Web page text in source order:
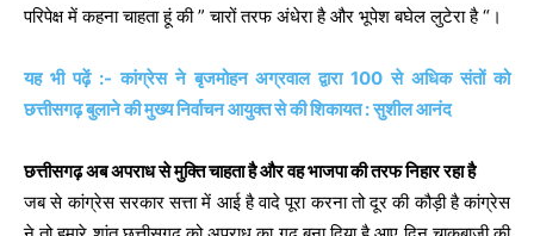
परिपेक्ष में कहना चाहता हूं की ” चारों तरफ अंधेरा है और भूपेश बघेल लुटेरा है “।
यह भी पढ़ें :- कांग्रेस ने बृजमोहन अग्रवाल द्वारा 100 से अधिक संतों को
छत्तीसगढ़ बुलाने की मुख्य निर्वाचन आयुक्त से की शिकायत : सुशील आनंद
छत्तीसगढ़ अब अपराध से मुक्ति चाहता है और वह भाजपा की तरफ निहार रहा है
जब से कांग्रेस सरकार सत्ता में आई है वादे पूरा करना तो दूर की कौड़ी है कांग्रेस